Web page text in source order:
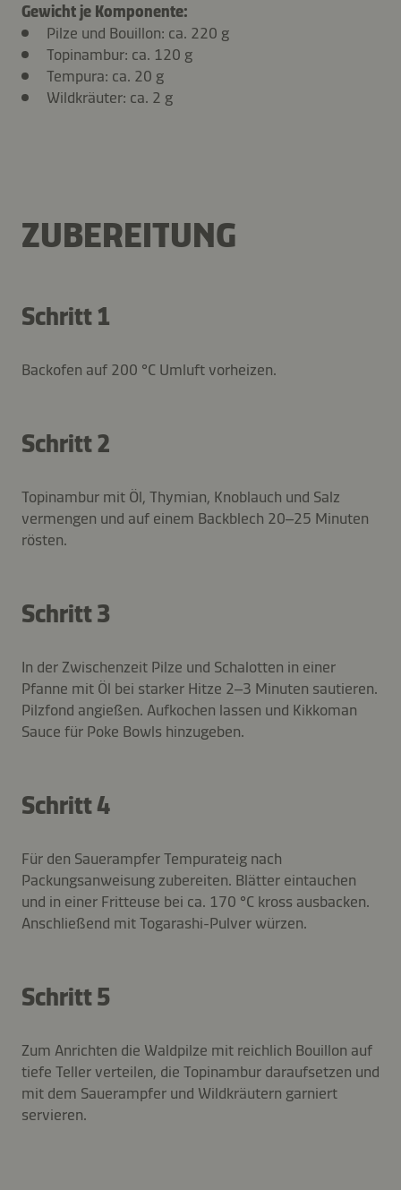
Gewicht je Komponente:
Pilze und Bouillon: ca. 220 g
Topinambur: ca. 120 g
Tempura: ca. 20 g
Wildkräuter: ca. 2 g
ZUBEREITUNG
Schritt 1
Backofen auf 200 °C Umluft vorheizen.
Schritt 2
Topinambur mit Öl, Thymian, Knoblauch und Salz
vermengen und auf einem Backblech 20–25 Minuten
rösten.
Schritt 3
In der Zwischenzeit Pilze und Schalotten in einer
Pfanne mit Öl bei starker Hitze 2–3 Minuten sautieren.
Pilzfond angießen. Aufkochen lassen und Kikkoman
Sauce für Poke Bowls hinzugeben.
Schritt 4
Für den Sauerampfer Tempurateig nach
Packungsanweisung zubereiten. Blätter eintauchen
und in einer Fritteuse bei ca. 170 °C kross ausbacken.
Anschließend mit Togarashi-Pulver würzen.
Schritt 5
Zum Anrichten die Waldpilze mit reichlich Bouillon auf
tiefe Teller verteilen, die Topinambur daraufsetzen und
mit dem Sauerampfer und Wildkräutern garniert
servieren.